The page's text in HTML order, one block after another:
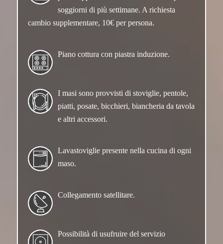
soggiorni di più settimane. A richiesta
cambio supplementare, 10€ per persona.
Piano cottura con piastra induzione.
I masi sono provvisti di stoviglie, pentole,
piatti, posate, bicchieri, biancheria da tavola
e altri accessori.
Lavastoviglie presente nella cucina di ogni
maso.
Collegamento satellitare.
Possibilità di usufruire del servizio